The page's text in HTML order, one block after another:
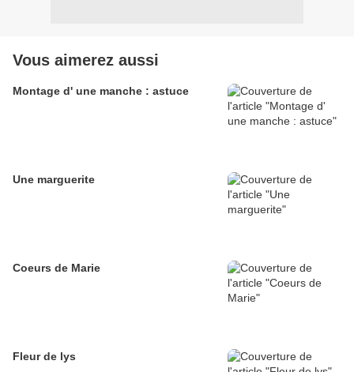
Vous aimerez aussi
Montage d' une manche : astuce
Une marguerite
Coeurs de Marie
Fleur de lys